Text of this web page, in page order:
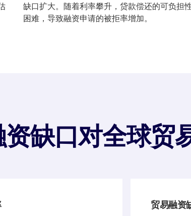
缺口扩大。随着利率攀升，贷款偿还的可负担
困难，导致融资申请的被拒率增加。
资缺口对全球贸
贸易融资